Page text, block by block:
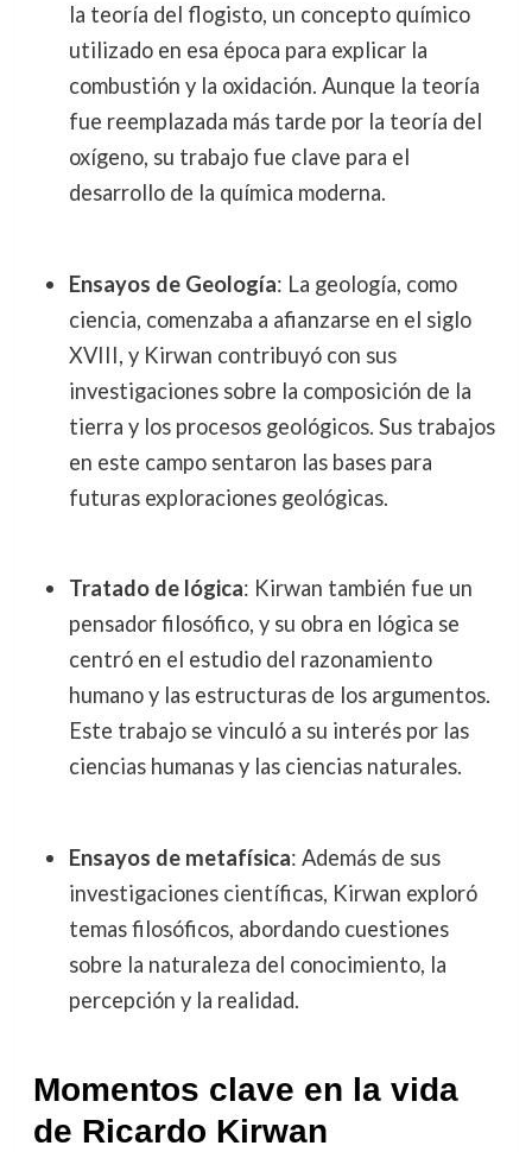
la teoría del flogisto, un concepto químico
utilizado en esa época para explicar la
combustión y la oxidación. Aunque la teoría
fue reemplazada más tarde por la teoría del
oxígeno, su trabajo fue clave para el
desarrollo de la química moderna.
Ensayos de Geología: La geología, como
ciencia, comenzaba a afianzarse en el siglo
XVIII, y Kirwan contribuyó con sus
investigaciones sobre la composición de la
tierra y los procesos geológicos. Sus trabajos
en este campo sentaron las bases para
futuras exploraciones geológicas.
Tratado de lógica: Kirwan también fue un
pensador filosófico, y su obra en lógica se
centró en el estudio del razonamiento
humano y las estructuras de los argumentos.
Este trabajo se vinculó a su interés por las
ciencias humanas y las ciencias naturales.
Ensayos de metafísica: Además de sus
investigaciones científicas, Kirwan exploró
temas filosóficos, abordando cuestiones
sobre la naturaleza del conocimiento, la
percepción y la realidad.
Momentos clave en la vida
de Ricardo Kirwan